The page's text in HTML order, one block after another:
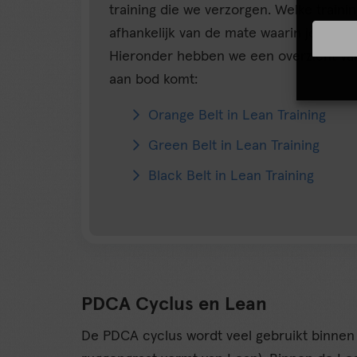
training die we verzorgen. Welke
afhankelijk van de mate waarin je aan
Hieronder hebben we een overzicht
aan bod komt:
Orange Belt in Lean Training
Green Belt in Lean Training
Black Belt in Lean Training
PDCA Cyclus en Lean
De PDCA cyclus wordt veel gebruikt binnen